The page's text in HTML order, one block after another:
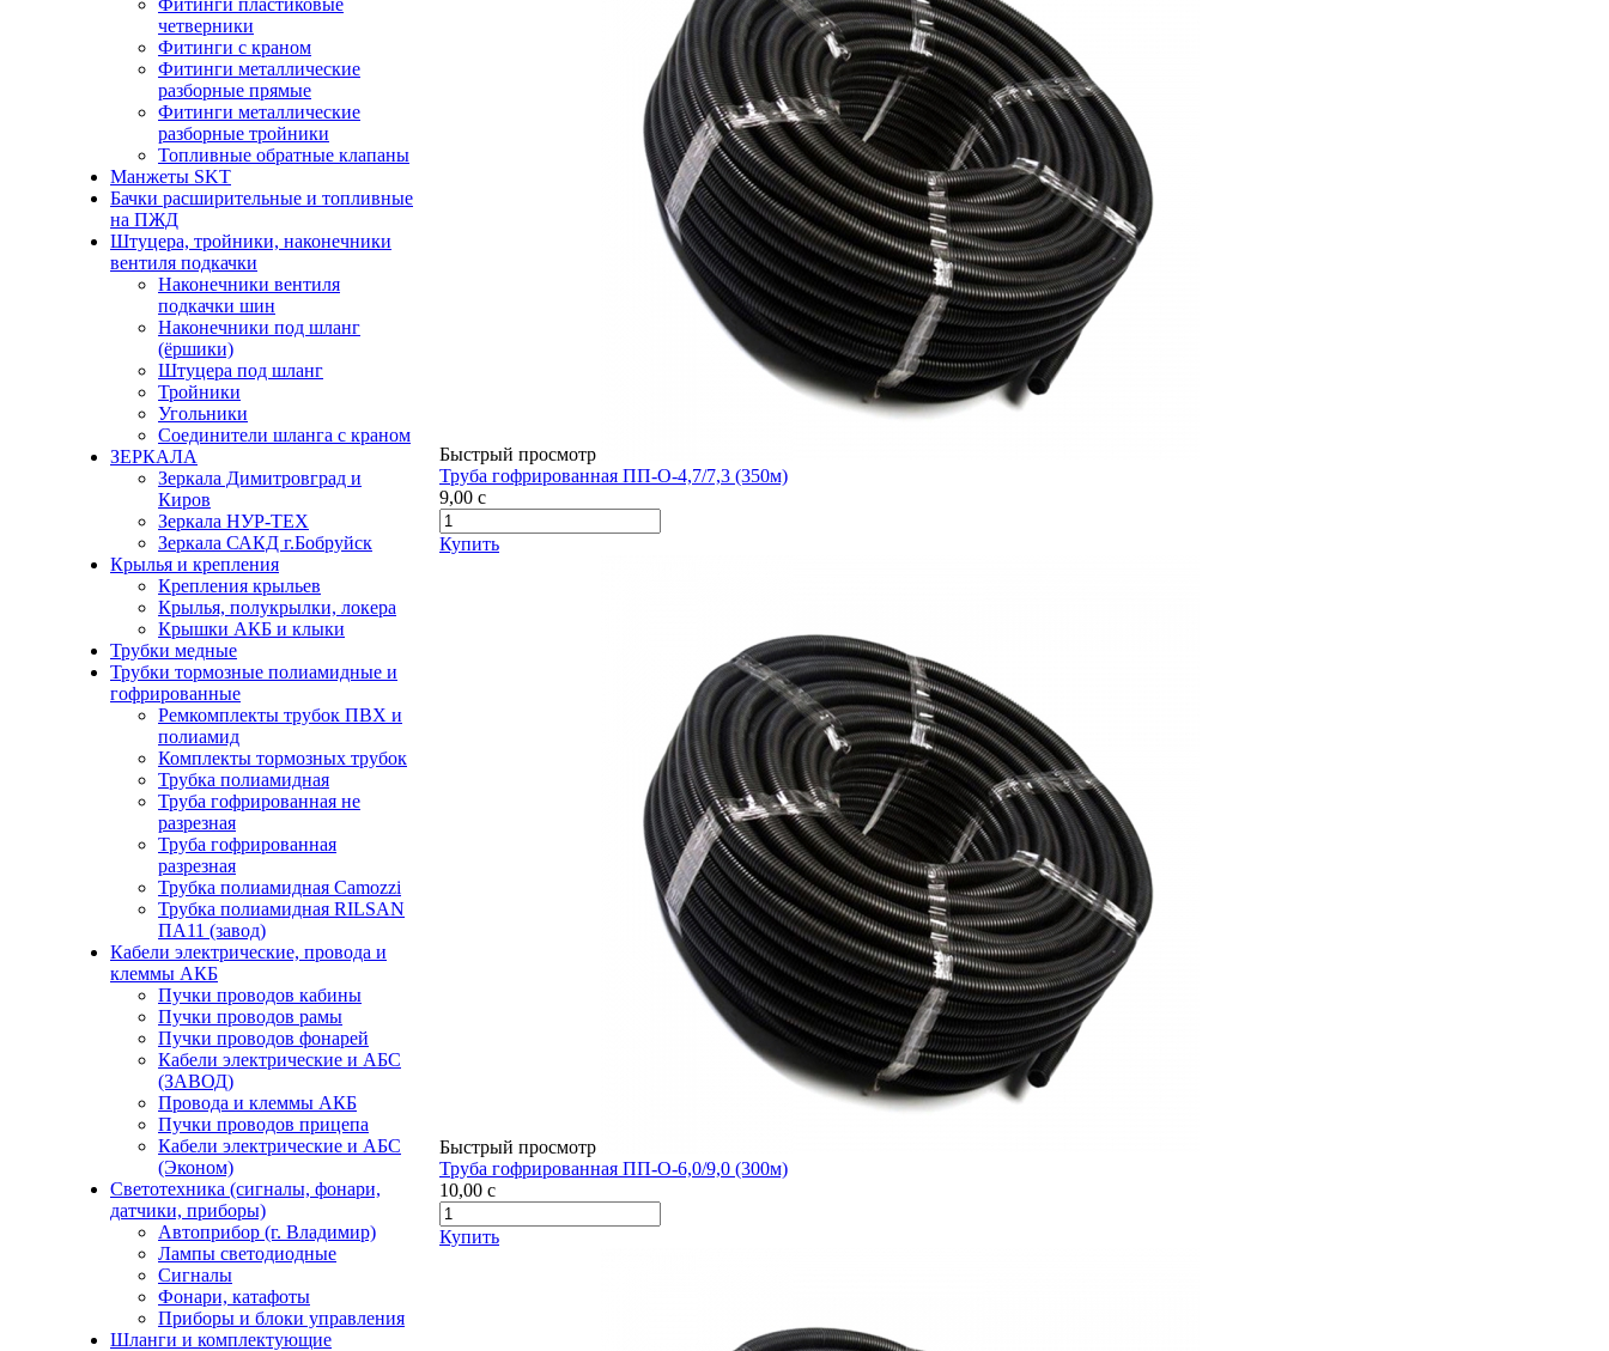
Фитинги пластиковые
четверники
Фитинги с краном
Фитинги металлические
разборные прямые
Фитинги металлические
разборные тройники
Топливные обратные клапаны
Манжеты SKT
Бачки расширительные и топливные
на ПЖД
Штуцера, тройники, наконечники
вентиля подкачки
Наконечники вентиля
подкачки шин
Наконечники под шланг
(ёршики)
Штуцера под шланг
Тройники
Угольники
Соединители шланга с краном
ЗЕРКАЛА
Зеркала Димитровград и
Киров
Зеркала НУР-ТЕХ
Зеркала САКД г.Бобруйск
Крылья и крепления
Крепления крыльев
Крылья, полукрылки, локера
Крышки АКБ и клыки
Трубки медные
Трубки тормозные полиамидные и
гофрированные
Ремкомплекты трубок ПВХ и
полиамид
Комплекты тормозных трубок
Трубка полиамидная
Труба гофрированная не
разрезная
Труба гофрированная
разрезная
Трубка полиамидная Camozzi
Трубка полиамидная RILSAN
ПА11 (завод)
Кабели электрические, провода и
клеммы АКБ
Пучки проводов кабины
Пучки проводов рамы
Пучки проводов фонарей
Кабели электрические и АБС
(ЗАВОД)
Провода и клеммы АКБ
Пучки проводов прицепа
Кабели электрические и АБС
(Эконом)
Светотехника (сигналы, фонари,
датчики, приборы)
Автоприбор (г. Владимир)
Лампы светодиодные
Сигналы
Фонари, катафоты
Приборы и блоки управления
Шланги и комплектующие
Быстрый просмотр
Труба гофрированная ПП-О-4,7/7,3 (350м)
9,00 c
Купить
Быстрый просмотр
Труба гофрированная ПП-О-6,0/9,0 (300м)
10,00 c
Купить